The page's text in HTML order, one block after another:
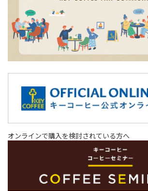
オンラインで購入を検討されている方へ